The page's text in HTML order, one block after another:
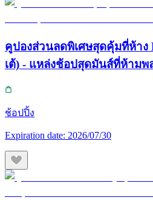
คูปองส่วนลดพิเศษสุดคุ้มที่ห้าง
เต้) - แหล่งช้อปสุดมันส์ที่ห้ามพ
ช้อปปิ้ง
Expiration date: 2026/07/30